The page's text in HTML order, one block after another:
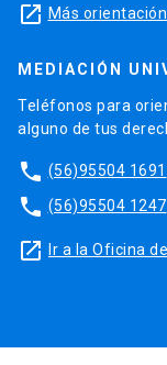
launch Más orientación
MEDIACIÓN
Teléfonos para
alguno de tus
phone (56)95504 1691
phone (56)95504 1247
launch Ir a la Oficina